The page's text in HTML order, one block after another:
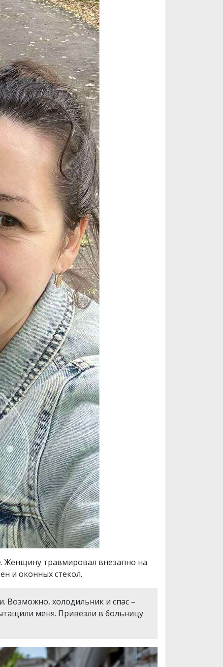
Женщину травмировал внезапно на
и оконных стекол.
Возможно, холодильник и спас –
меня. Привезли в больницу